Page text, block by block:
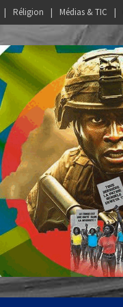
Réligion Médias & TIC